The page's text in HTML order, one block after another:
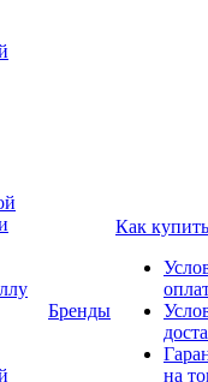
Бренды
Как купить
на